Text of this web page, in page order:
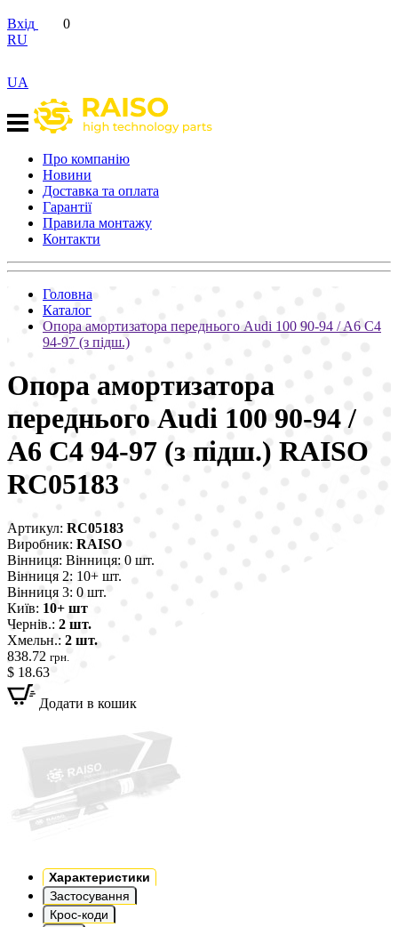
Вхід
0
RU
UA
Про компанію
Новини
Доставка та оплата
Гарантії
Правила монтажу
Контакти
Головна
Каталог
Опора амортизатора переднього Audi 100 90-94 / A6 C4
94-97 (з підш.)
Опора амортизатора
переднього Audi 100 90-94 /
A6 C4 94-97 (з підш.) RAISO
RC05183
Артикул: RC05183
Виробник: RAISO
Вінниця: Вінниця: 0 шт.
Вінниця 2: 10+ шт.
Вінниця 3: 0 шт.
Київ: 10+ шт
Чернів.: 2 шт.
Хмельн.: 2 шт.
838.72 грн.
$ 18.63
Додати в кошик
Характеристики
Застосування
Крос-коди